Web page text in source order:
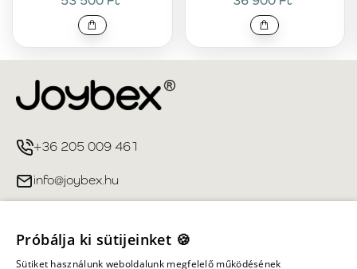
+36 205 009 461
info@joybex.hu
Fiókom
Próbálja ki sütijeinket 🍪
Sütiket használunk weboldalunk megfelelő működésének